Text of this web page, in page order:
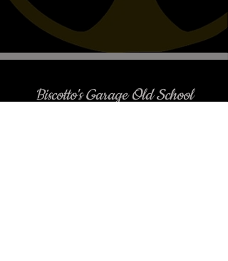
Biscotto's Garage Old School